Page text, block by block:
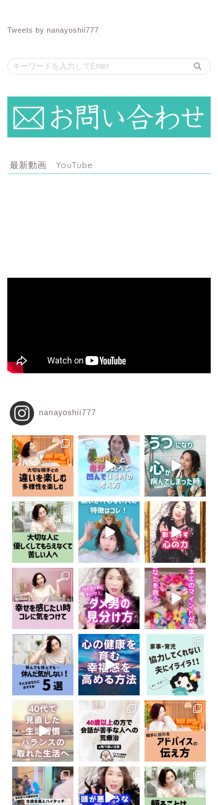
Tweets by nanayoshii777
最新動画 YouTube
nanayoshii777